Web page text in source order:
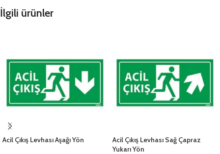
İlgili ürünler
Acil Çıkış Levhası Aşağı Yön
Acil Çıkış Levhası Sağ Çapraz
Yukarı Yön